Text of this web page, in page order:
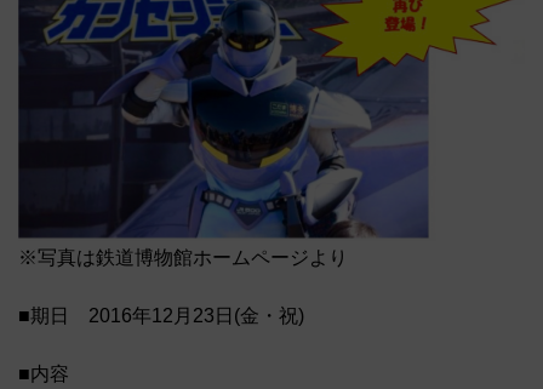
※写真は鉄道博物館ホームページより
■期日 2016年12月23日(金・祝)
■内容